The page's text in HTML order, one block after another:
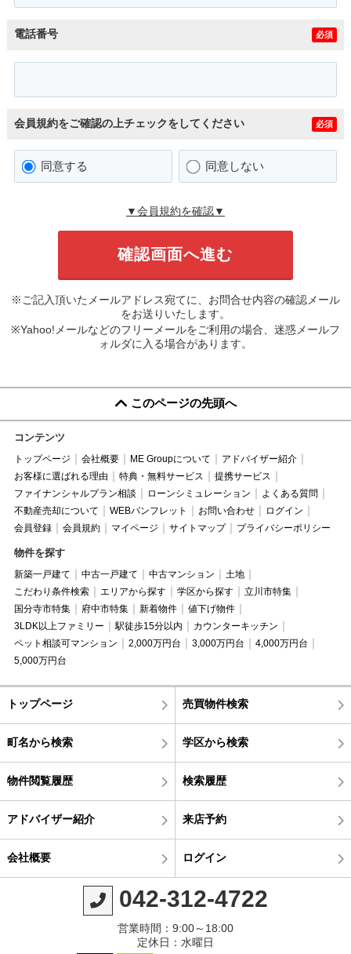
電話番号 必須
会員規約をご確認の上チェックをしてください 必須
同意する 同意しない
▼会員規約を確認▼
※ご記入頂いたメールアドレス宛てに、お問合せ内容の確認メール
をお送りいたします。
※Yahoo!メールなどのフリーメールをご利用の場合、迷惑メールフ
ォルダに入る場合があります。
このページの先頭へ
コンテンツ
トップページ 会社概要 ME Groupについて
アドバイザー紹介
お客様に選ばれる理由
特典・無料サービス
提携サービス
ファイナンシャルプラン相談
ローンシミュレーション
よくある質問
不動産売却について
WEBパンフレット お問い合わせ
ログイン
会員登録
会員規約 マイページ サイトマップ プライバシーポリシー
物件を探す
新築一戸建て 中古一戸建て 中古マンション
土地
こだわり条件検索
エリアから探す 学区から探す
立川市特集
国分寺市特集
府中市特集 新着物件
値下げ物件
3LDK以上ファミリー
駅徒歩15分以内
カウンターキッチン
ペット相談可マンション
2,000万円台 3,000万円台
4,000万円台
5,000万円台
トップページ 売買物件検索
町名から検索 学区から検索
物件閲覧履歴 検索履歴
アドバイザー紹介 来店予約
会社概要 ログイン
042-312-4722
営業時間：9:00～18:00
定休日：水曜日